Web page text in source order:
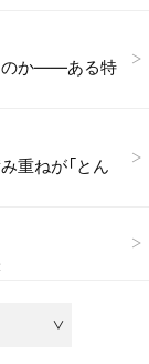
のか——ある特
重ねが「とん